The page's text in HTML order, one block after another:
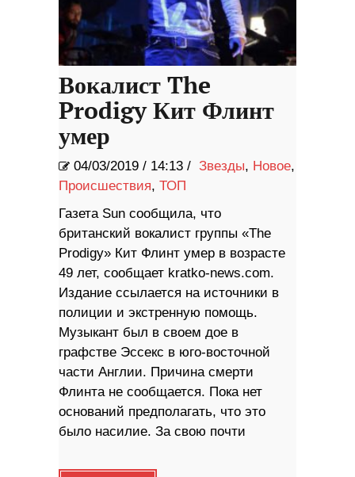
Вокалист The
Prodigy Кит Флинт
умер
04/03/2019 / 14:13 / Звезды, Новое,
Происшествия, ТОП
Газета Sun сообщила, что
британский вокалист группы «The
Prodigy» Кит Флинт умер в возрасте
49 лет, сообщает kratko-news.com.
Издание ссылается на источники в
полиции и экстренную помощь.
Музыкант был в своем дое в
графстве Эссекс в юго-восточной
части Англии. Причина смерти
Флинта не сообщается. Пока нет
оснований предполагать, что это
было насилие. За свою почти